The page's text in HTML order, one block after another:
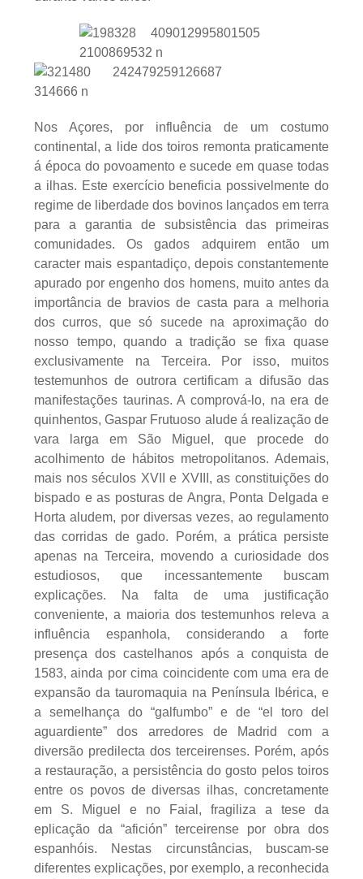
Nos Açores, por influência de um costumo
continental, a lide dos toiros remonta praticamente
á época do povoamento e sucede em quase todas
a ilhas. Este exercício beneficia possivelmente do
regime de liberdade dos bovinos lançados em terra
para a garantia de subsistência das primeiras
comunidades. Os gados adquirem então um
caracter mais espantadiço, depois constantemente
apurado por engenho dos homens, muito antes da
importância de bravios de casta para a melhoria
dos curros, que só sucede na aproximação do
nosso tempo, quando a tradição se fixa quase
exclusivamente na Terceira. Por isso, muitos
testemunhos de outrora certificam a difusão das
manifestações taurinas. A comprová-lo, na era de
quinhentos, Gaspar Frutuoso alude á realização de
vara larga em São Miguel, que procede do
acolhimento de hábitos metropolitanos. Ademais,
mais nos séculos XVII e XVIII, as constituições do
bispado e as posturas de Angra, Ponta Delgada e
Horta aludem, por diversas vezes, ao regulamento
das corridas de gado. Porém, a prática persiste
apenas na Terceira, movendo a curiosidade dos
estudiosos, que incessantemente buscam
explicações. Na falta de uma justificação
conveniente, a maioria dos testemunhos releva a
influência espanhola, considerando a forte
presença dos castelhanos após a conquista de
1583, ainda por cima coincidente com uma era de
expansão da tauromaquia na Península Ibérica, e
a semelhança do “galfumbo” e de “el toro del
aguardiente” dos arredores de Madrid com a
diversão predilecta dos terceirenses. Porém, após
a restauração, a persistência do gosto pelos toiros
entre os povos de diversas ilhas, concretamente
em S. Miguel e no Faial, fragiliza a tese da
eplicação da “afición” terceirense por obra dos
espanhóis. Nestas circunstâncias, buscam-se
diferentes explicações, por exemplo, a reconhecida